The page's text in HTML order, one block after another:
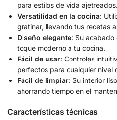
para estilos de vida ajetreados.
Versatilidad en la cocina:
gratinar, llevando tus recetas
Diseño elegante: Su acabado
toque moderno a tu cocina.
Fácil de usar: Controles
perfectos para cualquier nivel
Fácil de limpiar: Su interior
ahorrando tiempo en el
Características técnicas